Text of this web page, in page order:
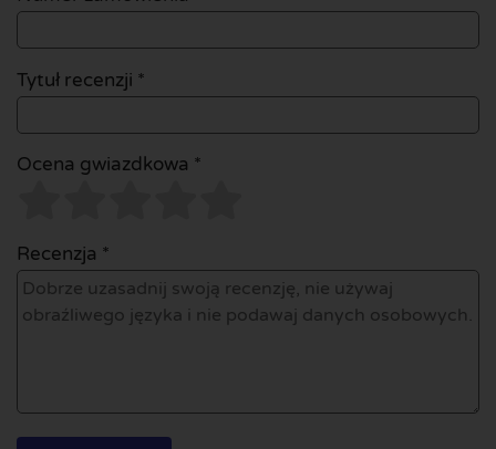
Tytuł recenzji *
Ocena gwiazdkowa *
Recenzja *